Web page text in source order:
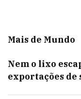
Mais de Mundo
Nem o lixo
exportações de